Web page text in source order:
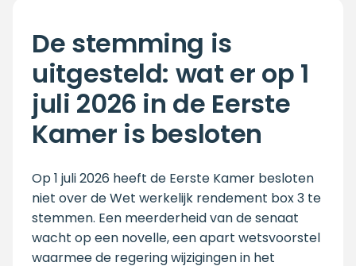
De stemming is
uitgesteld: wat er op 1
juli 2026 in de Eerste
Kamer is besloten
Op 1 juli 2026 heeft de Eerste Kamer besloten
niet over de Wet werkelijk rendement box 3 te
stemmen. Een meerderheid van de senaat
wacht op een novelle, een apart wetsvoorstel
waarmee de regering wijzigingen in het